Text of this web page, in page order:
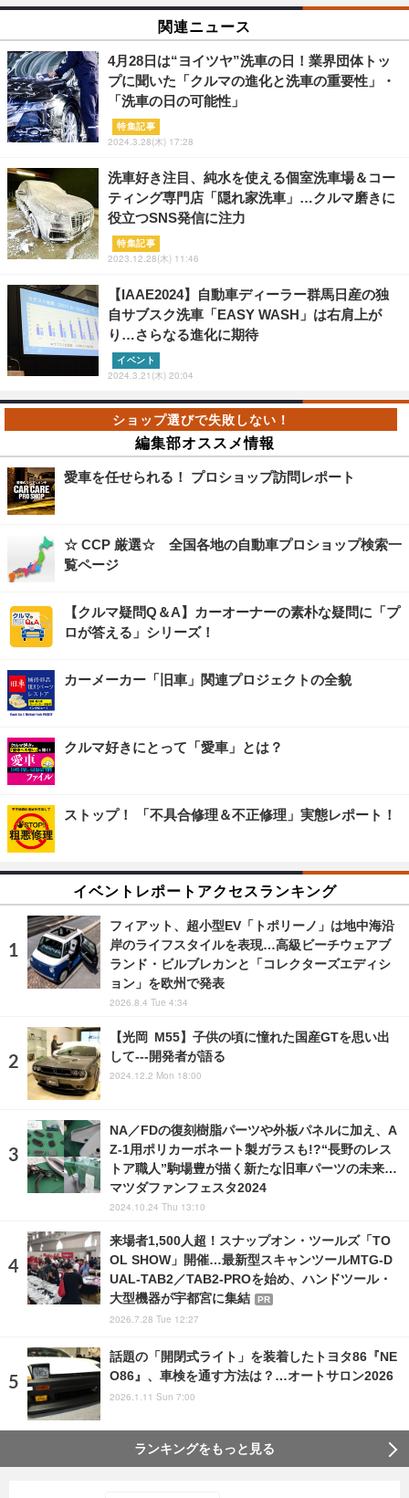
関連ニュース
4月28日は“ヨイツヤ”洗車の日！業界団体トッ
プに聞いた「クルマの進化と洗車の重要性」・
「洗車の日の可能性」
特集記事
2024.3.28(木) 17:28
洗車好き注目、純水を使える個室洗車場＆コー
ティング専門店「隠れ家洗車」…クルマ磨きに
役立つSNS発信に注力
特集記事
2023.12.28(木) 11:46
【IAAE2024】自動車ディーラー群馬日産の独
自サブスク洗車「EASY WASH」は右肩上が
り…さらなる進化に期待
イベント
2024.3.21(木) 20:04
編集部オススメ情報
愛車を任せられる！ プロショップ訪問レポート
☆ CCP 厳選☆ 全国各地の自動車プロショップ検索一
覧ページ
【クルマ疑問Q＆A】カーオーナーの素朴な疑問に「プ
ロが答える」シリーズ！
カーメーカー「旧車」関連プロジェクトの全貌
クルマ好きにとって「愛車」とは？
ストップ！ 「不具合修理＆不正修理」実態レポート！
イベントレポートアクセスランキング
フィアット、超小型EV「トポリーノ」は地中海沿
岸のライフスタイルを表現…高級ビーチウェアブ
ランド・ビルブレカンと「コレクターズエディシ
ョン」を欧州で発表
2026.8.4 Tue 4:34
【光岡 M55】子供の頃に憧れた国産GTを思い出
して---開発者が語る
2024.12.2 Mon 18:00
NA／FDの復刻樹脂パーツや外板パネルに加え、A
Z-1用ポリカーボネート製ガラスも!?“長野のレス
トア職人”駒場豊が描く新たな旧車パーツの未来…
マツダファンフェスタ2024
2024.10.24 Thu 13:10
来場者1,500人超！スナップオン・ツールズ「TO
OL SHOW」開催…最新型スキャンツールMTG-D
UAL-TAB2／TAB2-PROを始め、ハンドツール・
大型機器が宇都宮に集結
PR
2026.7.28 Tue 12:27
話題の「開閉式ライト」を装着したトヨタ86『NE
O86』、車検を通す方法は？…オートサロン2026
2026.1.11 Sun 7:00
ランキングをもっと見る